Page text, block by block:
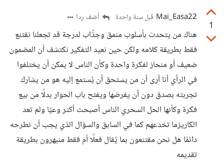
1
Mai_Easa22 قبل سنة واحدة أضف ردا
هناك من يتحدث بأسلوب منمق وجذّاب لدرجة قد تجعلنا نقتنع
فقط بطريقة كلامه ولكن حين نعيد التفكير نكتشف أن المضمون
ضعيف أو منحاز لفكرة واحدة وكأن الناس لا يمكن أن يختلفوا
في الرأي أنا أرى أن من يستحق أن يُستمع إليه هو من يشارك
تجربته بصدق دون أن يفرضها ويفتح باب الحوار بدلًا من بيع
فكرة وكأنها الحل السحري الناس أصبحت أكثر وعيًا ولم تعد
الكاريزما تخدعهم كما في السابق والسؤال الذي يجب أن نطرحه
دائمًا هل نحن مقتنعون بما يُقال فعلًا أم فقط منبهرون بطريقة
تقديمه